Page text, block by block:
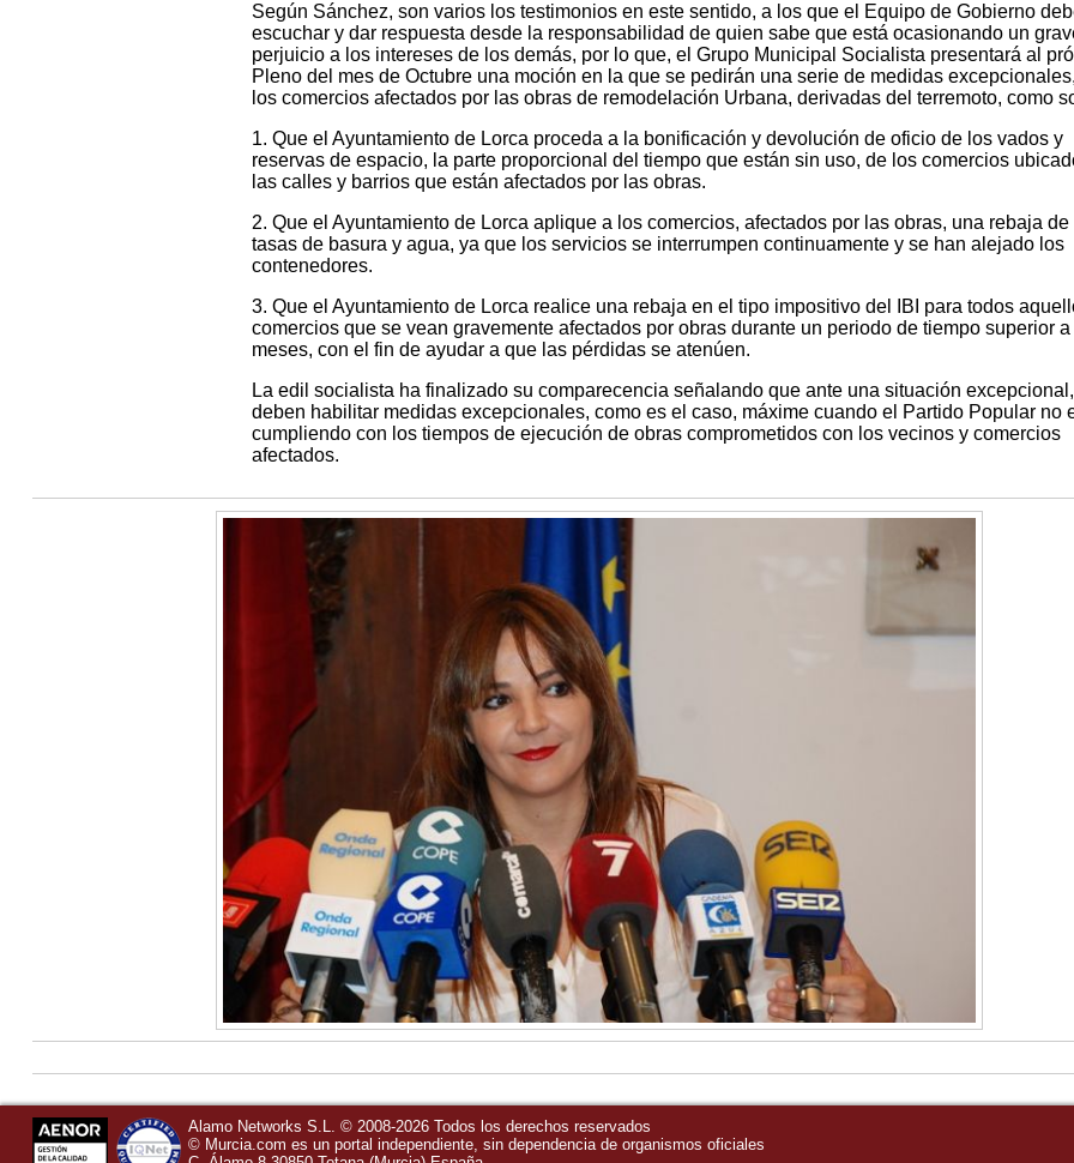
Según Sánchez, son varios los testimonios en este sentido, a los que el Equipo de Gobierno
escuchar y dar respuesta desde la responsabilidad de quien sabe que está ocasionando un
perjuicio a los intereses de los demás, por lo que, el Grupo Municipal Socialista presentará al
Pleno del mes de Octubre una moción en la que se pedirán una serie de medidas
los comercios afectados por las obras de remodelación Urbana, derivadas del terremoto, como
1. Que el Ayuntamiento de Lorca proceda a la bonificación y devolución de oficio de los vados y
reservas de espacio, la parte proporcional del tiempo que están sin uso, de los comercios
las calles y barrios que están afectados por las obras.
2. Que el Ayuntamiento de Lorca aplique a los comercios, afectados por las obras, una rebaja de
tasas de basura y agua, ya que los servicios se interrumpen continuamente y se han alejado los
contenedores.
3. Que el Ayuntamiento de Lorca realice una rebaja en el tipo impositivo del IBI para todos
comercios que se vean gravemente afectados por obras durante un periodo de tiempo superior a
meses, con el fin de ayudar a que las pérdidas se atenúen.
La edil socialista ha finalizado su comparecencia señalando que ante una situación
deben habilitar medidas excepcionales, como es el caso, máxime cuando el Partido Popular no
cumpliendo con los tiempos de ejecución de obras comprometidos con los vecinos y comercios
afectados.
Alamo Networks S.L. © 2008-2026 Todos los derechos reservados
© Murcia.com es un portal independiente, sin dependencia de organismos oficiales